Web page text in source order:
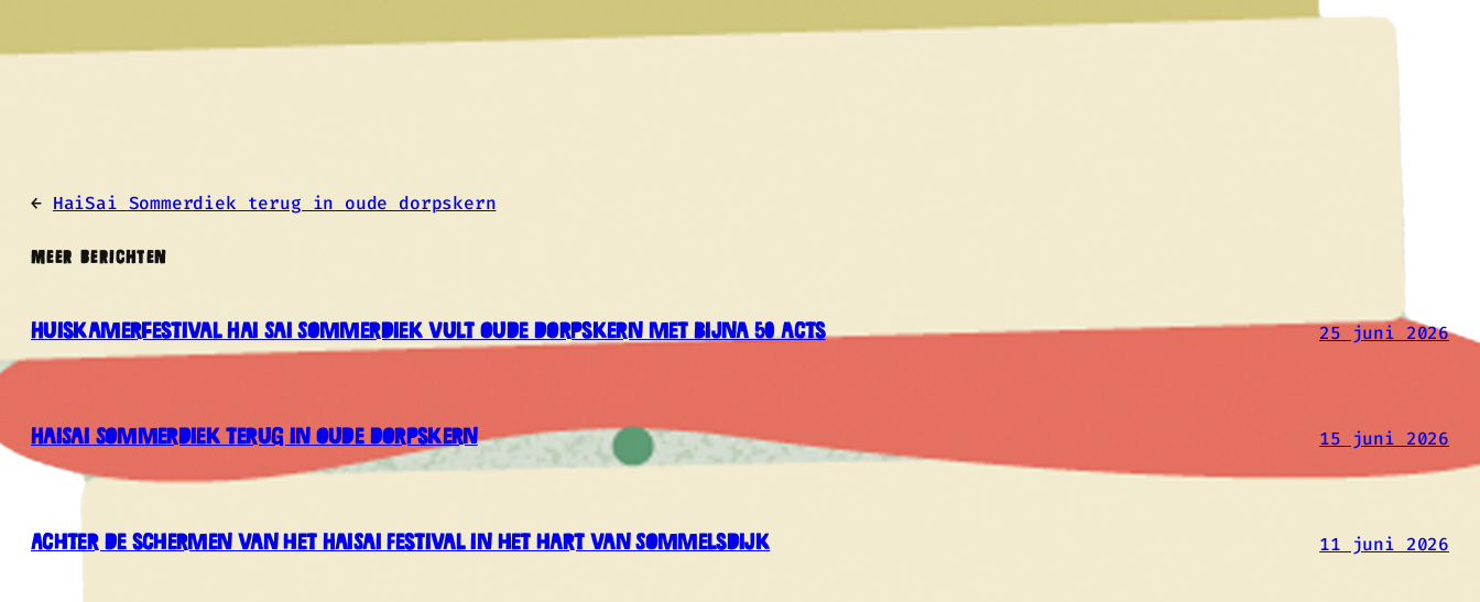
← HaiSai Sommerdiek terug in oude dorpskern
MEER BERICHTEN
Huiskamerfestival Hai Sai Sommerdiek vult oude dorpskern met bijna 50 acts 25 juni 2026
HaiSai Sommerdiek terug in oude dorpskern 15 juni 2026
Achter de schermen van het HaiSai Festival in het hart van Sommelsdijk 11 juni 2026